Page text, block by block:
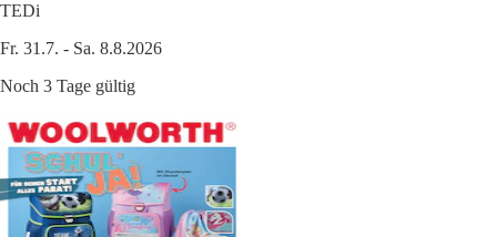
TEDi
Fr. 31.7. - Sa. 8.8.2026
Noch 3 Tage gültig